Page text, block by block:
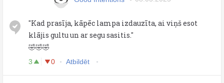
"Kad prasīja, kāpēc lampa izdauzīta, ai viņš esot
klājis gultu un ar segu sasitis."
🤣🤣🤣
3 0 Atbildēt